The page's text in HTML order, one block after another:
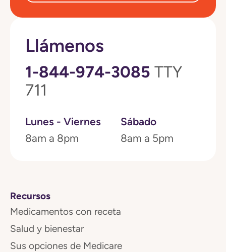
Llámenos
1-844-974-3085 TTY
711
Lunes - Viernes
8am a 8pm
Sábado
8am a 5pm
Recursos
Medicamentos con receta
Salud y bienestar
Sus opciones de Medicare